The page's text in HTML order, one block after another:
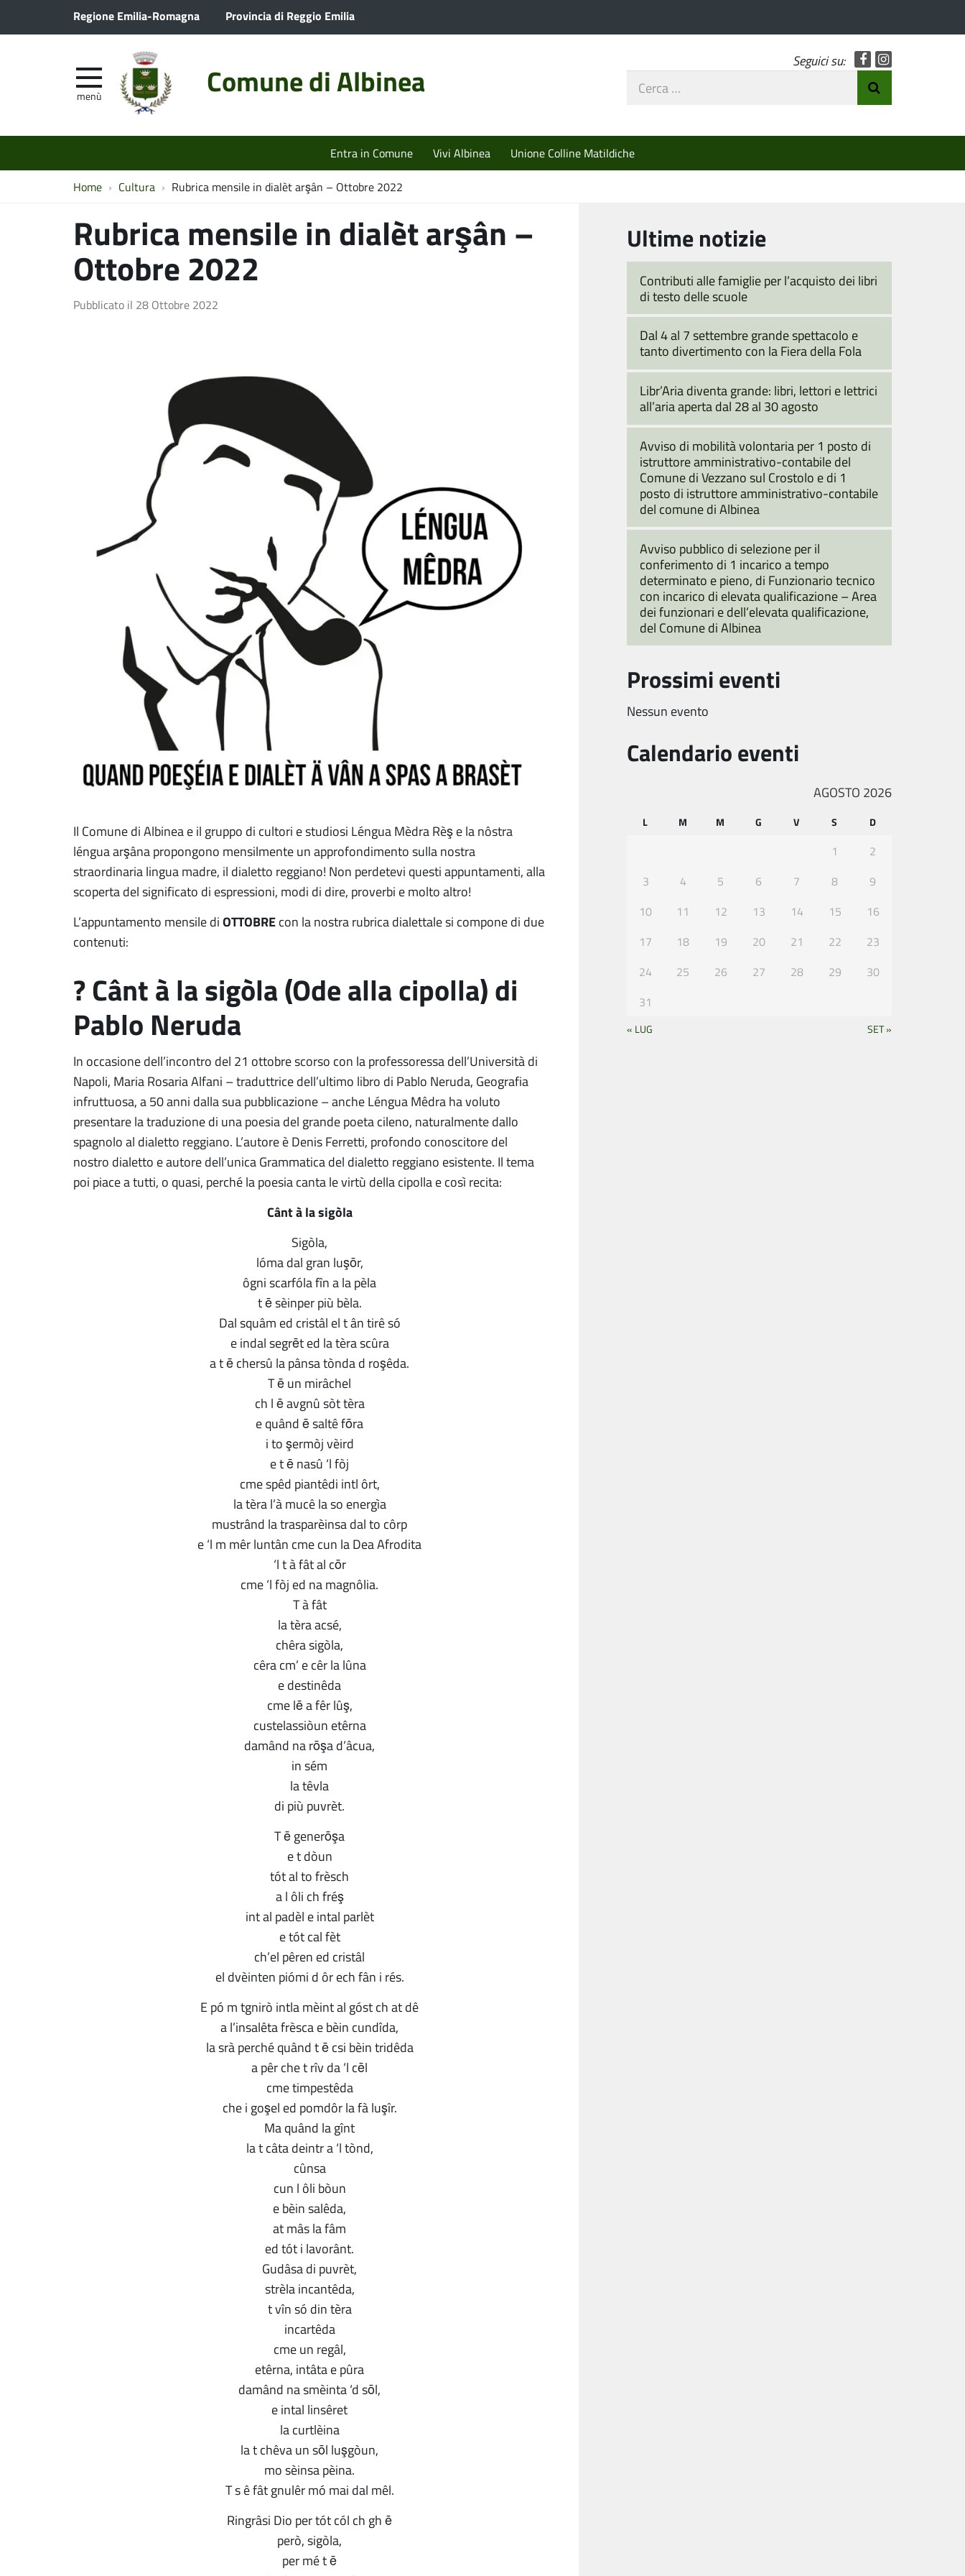
Regione Emilia-Romagna Provincia di Reggio Emilia
Comune di Albinea
menù
Seguici su: Facebook
Cerca
Entra in Comune Vivi Albinea Unione Colline Matildiche
Home Cultura Rubrica mensile in dialèt arşân – Ottobre 2022
Rubrica mensile in dialèt arşân –
Ottobre 2022
Pubblicato il 28 Ottobre 2022
Il Comune di Albinea e il gruppo di cultori e studiosi Léngua Mèdra Rèş e la nôstra
léngua arşâna propongono mensilmente un approfondimento sulla nostra
straordinaria lingua madre, il dialetto reggiano! Non perdetevi questi appuntamenti, alla
scoperta del significato di espressioni, modi di dire, proverbi e molto altro!
L’appuntamento mensile di OTTOBRE con la nostra rubrica dialettale si compone di due
contenuti:
? Cânt à la sigòla (Ode alla cipolla) di
Pablo Neruda
In occasione dell’incontro del 21 ottobre scorso con la professoressa dell’Università di
Napoli, Maria Rosaria Alfani – traduttrice dell’ultimo libro di Pablo Neruda, Geografia
infruttuosa, a 50 anni dalla sua pubblicazione – anche Léngua Mêdra ha voluto
presentare la traduzione di una poesia del grande poeta cileno, naturalmente dallo
spagnolo al dialetto reggiano. L’autore è Denis Ferretti, profondo conoscitore del
nostro dialetto e autore dell’unica Grammatica del dialetto reggiano esistente. Il tema
poi piace a tutti, o quasi, perché la poesia canta le virtù della cipolla e così recita:
Cânt à la sigòla
Sigòla,
lóma dal gran luşōr,
ôgni scarfóla fîn a la pèla
t ē sèinper più bèla.
Dal squâm ed cristâl el t ân tirê só
e indal segrēt ed la tèra scûra
a t ē chersû la pânsa tònda d roşêda.
T ē un mirâchel
ch l ē avgnû sòt tèra
e quând ē saltê fōra
i to şermòj vèird
e t ē nasû ‘l fòj
cme spêd piantêdi intl ôrt,
la tèra l’à mucê la so energìa
mustrând la trasparèinsa dal to côrp
e ‘l m mêr luntân cme cun la Dea Afrodita
‘l t à fât al cōr
cme ‘l fòj ed na magnôlia.
T à fât
la tèra acsé,
chêra sigòla,
cêra cm’ e cêr la lûna
e destinêda
cme lē a fêr lûş,
custelassiòun etêrna
damând na rōşa d’âcua,
in sém
la têvla
di più puvrèt.
T ē generōşa
e t dòun
tót al to frèsch
a l ôli ch fréş
int al padèl e intal parlèt
e tót cal fèt
ch’el pêren ed cristâl
el dvèinten piómi d ôr ech fân i rés.
E pó m tgnirò intla mèint al góst ch at dê
a l’insalêta frèsca e bèin cundîda,
la srà perché quând t ē csi bèin tridêda
a pêr che t rîv da ‘l cēl
cme timpestêda
che i goşel ed pomdôr la fà luşîr.
Ma quând la gînt
la t câta deintr a ‘l tònd,
cûnsa
cun l ôli bòun
e bèin salêda,
at mâs la fâm
ed tót i lavorânt.
Gudâsa di puvrèt,
strèla incantêda,
t vîn só din tèra
incartêda
cme un regâl,
etêrna, intâta e pûra
damând na smèinta ‘d sōl,
e intal linsêret
la curtlèina
la t chêva un sōl luşgòun,
mo sèinsa pèina.
T s ê fât gnulêr mó mai dal mêl.
Ringrâsi Dio per tót cól ch gh ē
però, sigòla,
per mé t ē
Ultime notizie
Contributi alle famiglie per l’acquisto dei libri
di testo delle scuole
Dal 4 al 7 settembre grande spettacolo e
tanto divertimento con la Fiera della Fola
Libr’Aria diventa grande: libri, lettori e lettrici
all’aria aperta dal 28 al 30 agosto
Avviso di mobilità volontaria per 1 posto di
istruttore amministrativo-contabile del
Comune di Vezzano sul Crostolo e di 1
posto di istruttore amministrativo-contabile
del comune di Albinea
Avviso pubblico di selezione per il
conferimento di 1 incarico a tempo
determinato e pieno, di Funzionario tecnico
con incarico di elevata qualificazione – Area
dei funzionari e dell’elevata qualificazione,
del Comune di Albinea
Prossimi eventi
Nessun evento
Calendario eventi
AGOSTO 2026
L M M G V S D
1
2
3
4 5 6 7 8
9
10
11 12 13 14 15
16
17
18 19 20 21 22
23
24
25 26 27 28 29
30
31
« LUG SET »